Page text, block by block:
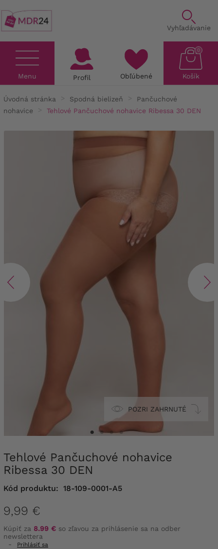
Vyhľadávanie
Menu Profil Obľúbené Košík
0
Úvodná stránka Spodná bielizeň
Pančuchové
nohavice
Tehlové Pančuchové nohavice Ribessa 30 DEN
POZRI ZAHRNUTÉ
Tehlové Pančuchové nohavice
Ribessa 30 DEN
Kód produktu: 18-109-0001-A5
9,99 €
Kúpiť za 8.99 € so zľavou za prihlásenie sa na odber
newslettera
-
Prihlásiť sa